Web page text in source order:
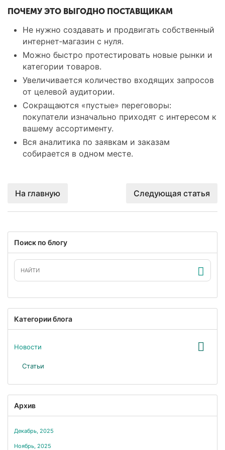
ПОЧЕМУ ЭТО ВЫГОДНО ПОСТАВЩИКАМ
Не нужно создавать и продвигать собственный
интернет‑магазин с нуля.
Можно быстро протестировать новые рынки и
категории товаров.
Увеличивается количество входящих запросов
от целевой аудитории.
Сокращаются «пустые» переговоры:
покупатели изначально приходят с интересом к
вашему ассортименту.
Вся аналитика по заявкам и заказам
собирается в одном месте.
На главную Следующая статья
Поиск по блогу
Категории блога
Новости
Статьи
Архив
Декабрь, 2025
Ноябрь, 2025